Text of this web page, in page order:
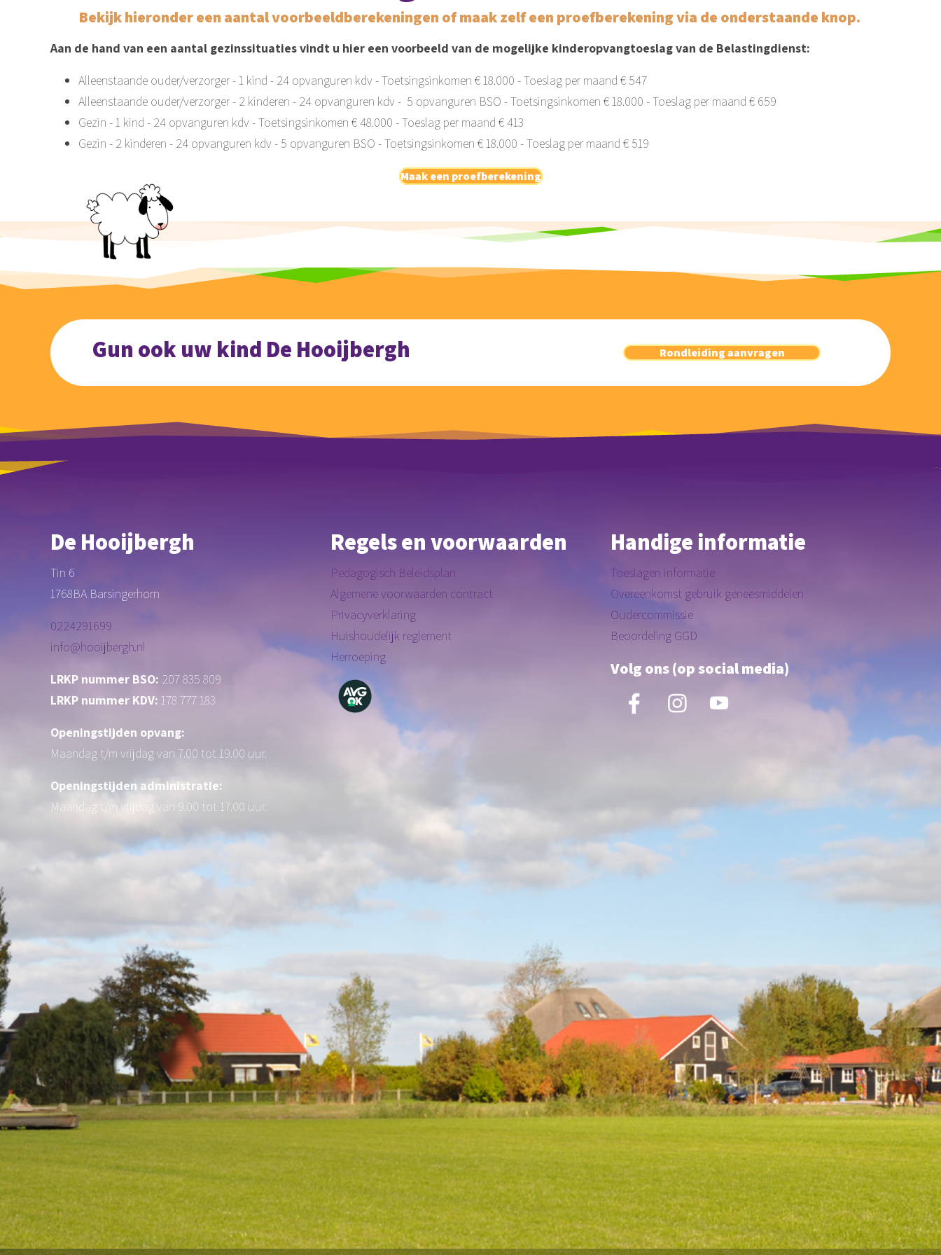
Bekijk hieronder een aantal voorbeeldberekeningen of maak zelf een proefberekening via de onderstaande knop.
Aan de hand van een aantal gezinssituaties vindt u hier een voorbeeld van de mogelijke kinderopvangtoeslag van de Belastingdienst:
Alleenstaande ouder/verzorger - 1 kind - 24 opvanguren kdv - Toetsingsinkomen € 18.000 - Toeslag per maand € 547
Alleenstaande ouder/verzorger - 2 kinderen - 24 opvanguren kdv - 5 opvanguren BSO - Toetsingsinkomen € 18.000 - Toeslag per maand € 659
Gezin - 1 kind - 24 opvanguren kdv - Toetsingsinkomen € 48.000 - Toeslag per maand € 413
Gezin - 2 kinderen - 24 opvanguren kdv - 5 opvanguren BSO - Toetsingsinkomen € 18.000 - Toeslag per maand € 519
Maak een proefberekening
Gun ook uw kind De Hooijbergh Rondleiding aanvragen
De Hooijbergh
Tin 6
1768BA Barsingerhorn
0224291699
info@hooijbergh.nl
LRKP nummer BSO: 207 835 809
LRKP nummer KDV: 178 777 183
Openingstijden opvang:
Maandag t/m vrijdag van 7.00 tot 19.00 uur.
Openingstijden administratie:
Maandag t/m vrijdag van 9.00 tot 17.00 uur.
Regels en voorwaarden
Pedagogisch Beleidsplan
Algemene voorwaarden contract
Privacyverklaring
Huishoudelijk reglement
Herroeping
Handige informatie
Toeslagen informatie
Overeenkomst gebruik geneesmiddelen
Oudercommissie
Beoordeling GGD
Volg ons (op social media)